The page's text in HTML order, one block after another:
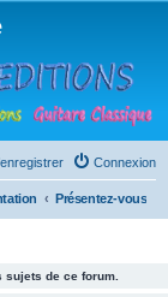
Connexion
Présentez-vous
de ce forum.